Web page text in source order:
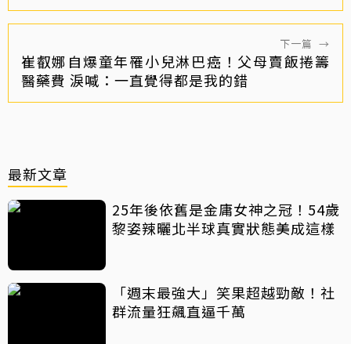
下一篇 →
崔叡娜自爆童年罹小兒淋巴癌！父母賣飯捲籌
醫藥費 淚喊：一直覺得都是我的錯
最新文章
25年後依舊是金庸女神之冠！54歲
黎姿辣曬北半球真實狀態美成這樣
「週末最強大」笑果超越勁敵！社
群流量狂飆直逼千萬